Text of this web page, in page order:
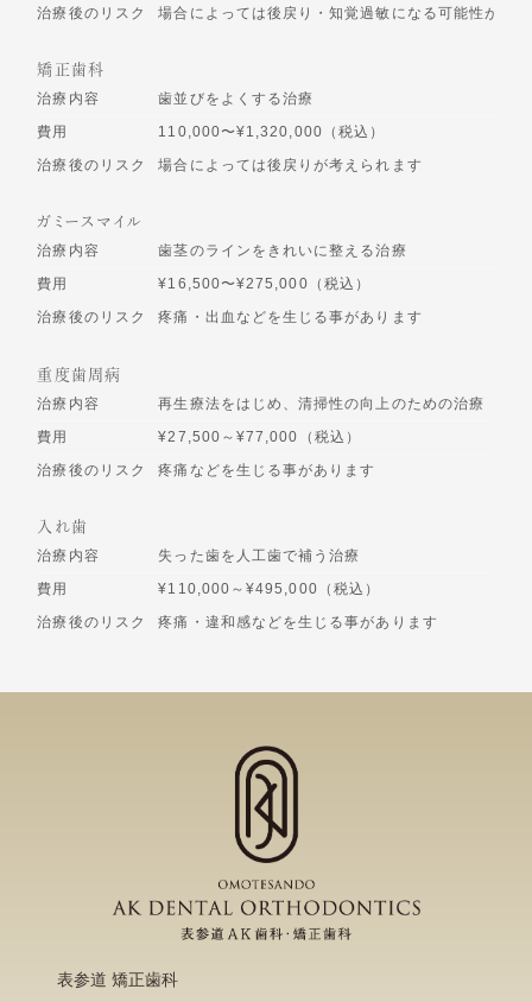
治療後のリスク 場合によっては後戻り・知覚過敏になる可能性があ
矯正歯科
治療内容
歯並びをよくする治療
費用
110,000〜¥1,320,000（税込）
治療後のリスク
場合によっては後戻りが考えられます
ガミースマイル
治療内容
歯茎のラインをきれいに整える治療
費用
¥16,500〜¥275,000（税込）
治療後のリスク
疼痛・出血などを生じる事があります
重度歯周病
治療内容
再生療法をはじめ、清掃性の向上のための治療
費用
¥27,500～¥77,000（税込）
治療後のリスク
疼痛などを生じる事があります
入れ歯
治療内容
失った歯を人工歯で補う治療
費用
¥110,000～¥495,000（税込）
治療後のリスク
疼痛・違和感などを生じる事があります
表参道 矯正歯科